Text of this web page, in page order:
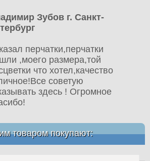
Зубов г. Санкт-
перчатки,перчатки
,моего размера,той
что хотел,качество
советую
здесь ! Огромное
товаром покупают: